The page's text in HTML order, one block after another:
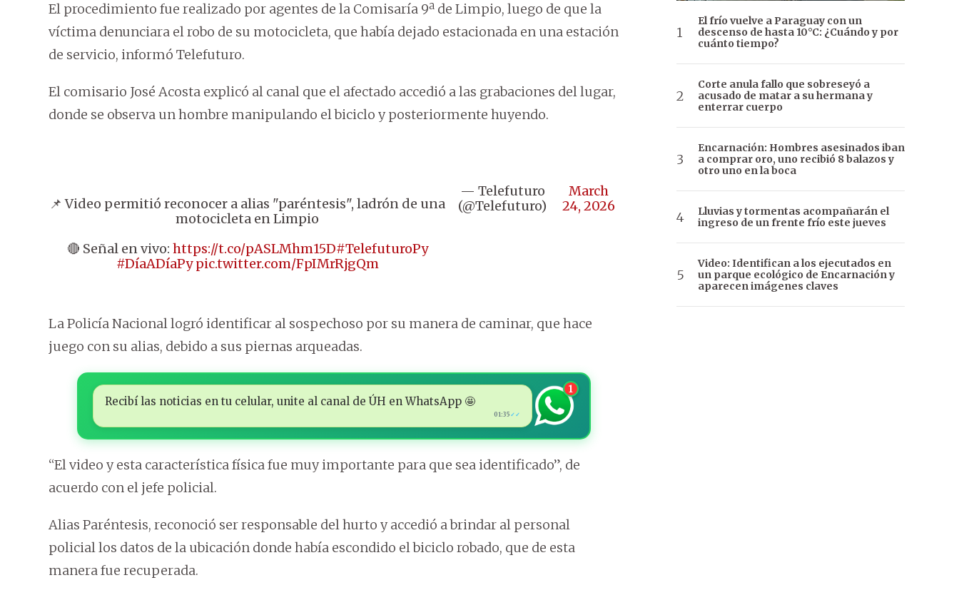
El procedimiento fue realizado por agentes de la Comisaría 9ª de Limpio, luego de que la
víctima denunciara el robo de su motocicleta, que había dejado estacionada en una estación
de servicio, informó Telefuturo.
El comisario José Acosta explicó al canal que el afectado accedió a las grabaciones del lugar,
donde se observa un hombre manipulando el biciclo y posteriormente huyendo.
📌 Video permitió reconocer a alias "paréntesis", ladrón de una
motocicleta en Limpio
🔴 Señal en vivo: https://t.co/pASLMhm15D#TelefuturoPy
#DíaADíaPy pic.twitter.com/FpIMrRjgQm
— Telefuturo
(@Telefuturo)
March
24, 2026
La Policía Nacional logró identificar al sospechoso por su manera de caminar, que hace
juego con su alias, debido a sus piernas arqueadas.
Recibí las noticias en tu celular, unite al canal de ÚH en WhatsApp 🤩
01:35 ✓✓
1
“El video y esta característica física fue muy importante para que sea identificado”, de
acuerdo con el jefe policial.
Alias Paréntesis, reconoció ser responsable del hurto y accedió a brindar al personal
policial los datos de la ubicación donde había escondido el biciclo robado, que de esta
manera fue recuperada.
El frío vuelve a Paraguay con un
descenso de hasta 10°C: ¿Cuándo y por
cuánto tiempo?
Corte anula fallo que sobreseyó a
acusado de matar a su hermana y
enterrar cuerpo
Encarnación: Hombres asesinados iban
a comprar oro, uno recibió 8 balazos y
otro uno en la boca
Lluvias y tormentas acompañarán el
ingreso de un frente frío este jueves
Video: Identifican a los ejecutados en
un parque ecológico de Encarnación y
aparecen imágenes claves